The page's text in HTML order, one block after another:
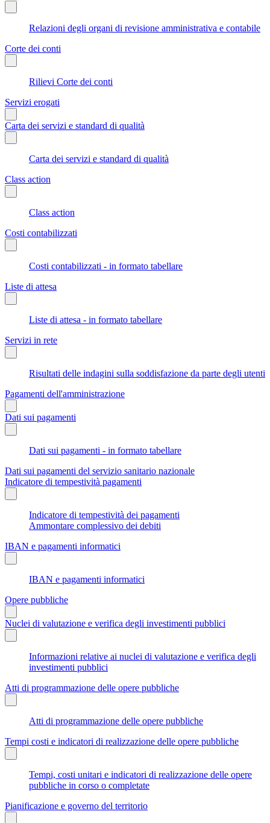
Relazioni degli organi di revisione amministrativa e contabile
Corte dei conti
Rilievi Corte dei conti
Servizi erogati
Carta dei servizi e standard di qualità
Carta dei servizi e standard di qualità
Class action
Class action
Costi contabilizzati
Costi contabilizzati - in formato tabellare
Liste di attesa
Liste di attesa - in formato tabellare
Servizi in rete
Risultati delle indagini sulla soddisfazione da parte degli utenti
Pagamenti dell'amministrazione
Dati sui pagamenti
Dati sui pagamenti - in formato tabellare
Dati sui pagamenti del servizio sanitario nazionale
Indicatore di tempestività pagamenti
Indicatore di tempestività dei pagamenti
Ammontare complessivo dei debiti
IBAN e pagamenti informatici
IBAN e pagamenti informatici
Opere pubbliche
Nuclei di valutazione e verifica degli investimenti pubblici
Informazioni relative ai nuclei di valutazione e verifica degli
investimenti pubblici
Atti di programmazione delle opere pubbliche
Atti di programmazione delle opere pubbliche
Tempi costi e indicatori di realizzazione delle opere pubbliche
Tempi, costi unitari e indicatori di realizzazione delle opere
pubbliche in corso o completate
Pianificazione e governo del territorio